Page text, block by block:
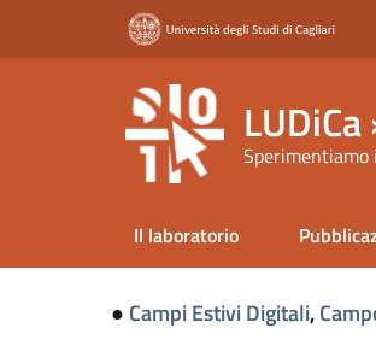
Il laboratorio
● Campi Estivi Digitali,